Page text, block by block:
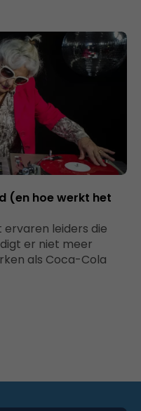
(en hoe werkt het
leiders die
er niet meer
als Coca-Cola